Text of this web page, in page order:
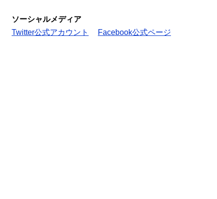
ソーシャルメディア
Twitter公式アカウント
Facebook公式ページ